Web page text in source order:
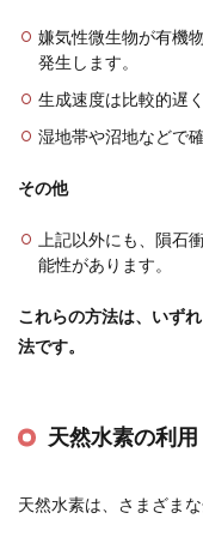
嫌気性微生物が有機
発生します。
生成速度は比較的遅
湿地帯や沼地などで
その他
上記以外にも、隕石
能性があります。
これらの方法は、いず
法です。
天然水素の利
天然水素は、さまざま